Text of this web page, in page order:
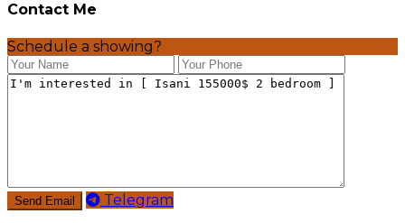
Contact Me
Schedule a showing?
Telegram